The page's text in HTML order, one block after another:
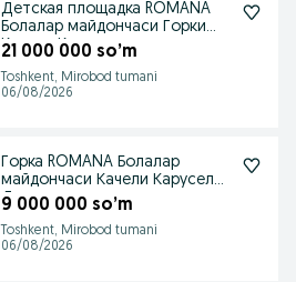
Детская площадка ROMANA
Болалар майдончаси Горки
Качели Карусели
21 000 000 so’m
Toshkent, Mirobod tumani
06/08/2026
Горка ROMANA Болалар
майдончаси Качели Карусели
Детские площадки
9 000 000 so’m
Toshkent, Mirobod tumani
06/08/2026